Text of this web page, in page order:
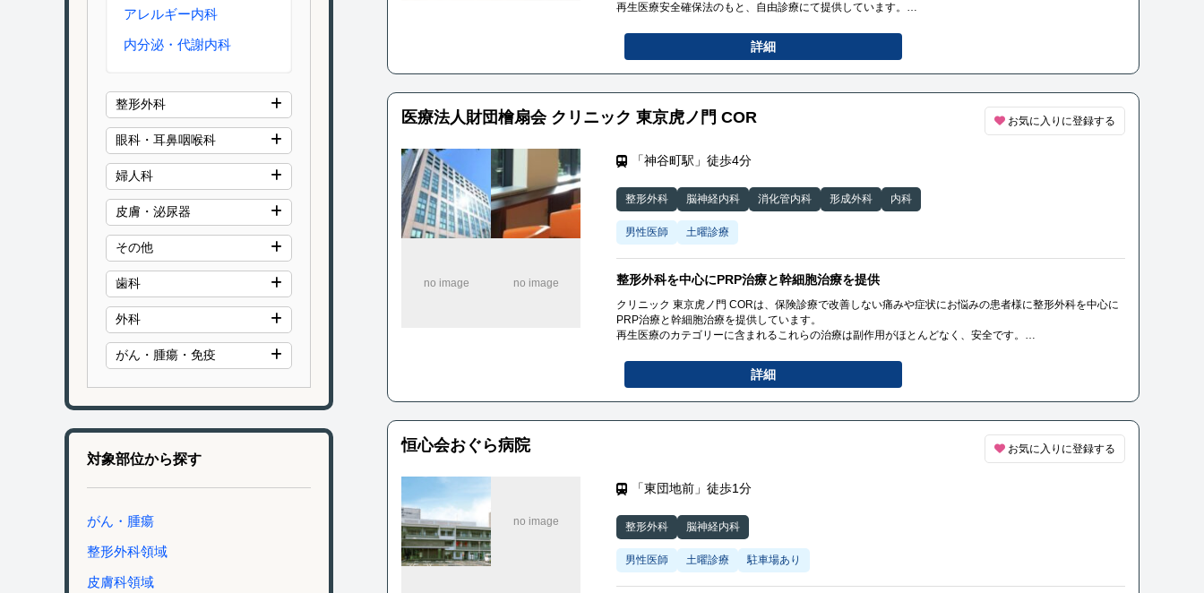
アレルギー内科
内分泌・代謝内科
整形外科
眼科・耳鼻咽喉科
婦人科
皮膚・泌尿器
その他
歯科
外科
がん・腫瘍・免疫
対象部位から探す
がん・腫瘍
整形外科領域
皮膚科領域
再生医療安全確保法のもと、自由診療にて提供しています。
裂」などの治療を行っております。
特に、国内で初めて厚生労働省へ届出し、受理された「分化誘導による関節の再生医療」という先進技術
さらに優れた技術により、冷凍せずその都度生きたまま培養した幹細胞を投与できるため、高い生存率と
活動率を実現しています。
籍しています。
す。
詳細
医療法人財団檜扇会 クリニック 東京虎ノ門 COR お気に入りに登録する
「神谷町駅」徒歩4分
整形外科 脳神経内科 消化管内科 形成外科 内科
男性医師 土曜診療
整形外科を中心にPRP治療と幹細胞治療を提供
クリニック 東京虎ノ門 CORは、保険診療で改善しない痛みや症状にお悩みの患者様に整形外科を中心に
PRP治療と幹細胞治療を提供しています。
再生医療のカテゴリーに含まれるこれらの治療は副作用がほとんどなく、安全です。
詳細
恒心会おぐら病院 お気に入りに登録する
「東団地前」徒歩1分
整形外科 脳神経内科
男性医師 土曜診療 駐車場あり